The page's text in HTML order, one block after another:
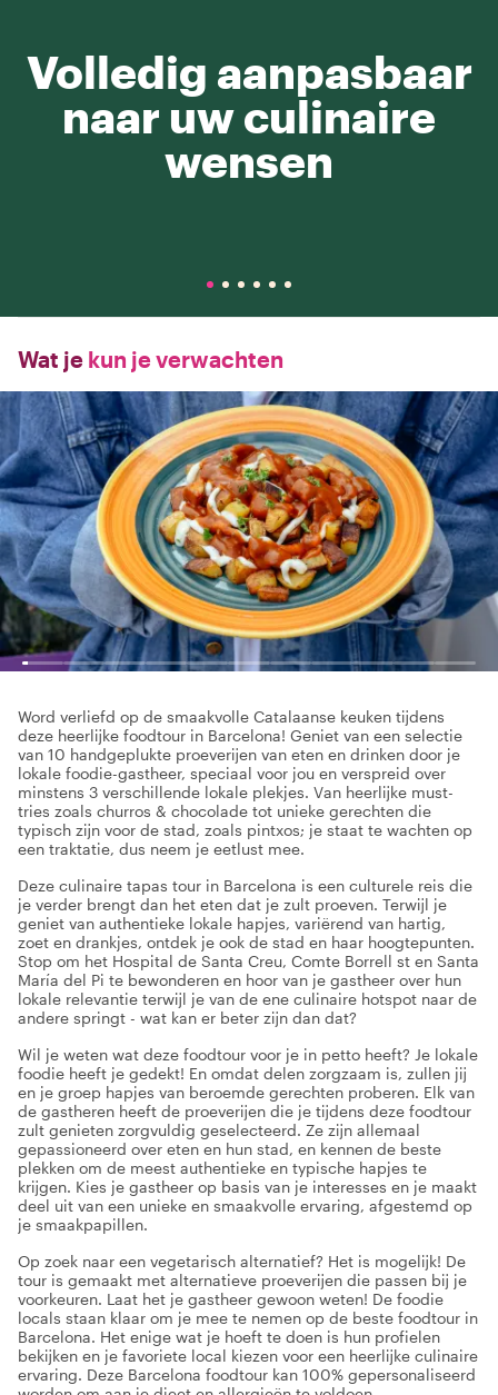
Volledig aanpasbaar
naar uw culinaire
wensen
Wat je kun je verwachten
Word verliefd op de smaakvolle Catalaanse keuken tijdens
deze heerlijke foodtour in Barcelona! Geniet van een selectie
van 10 handgeplukte proeverijen van eten en drinken door je
lokale foodie-gastheer, speciaal voor jou en verspreid over
minstens 3 verschillende lokale plekjes. Van heerlijke must-
tries zoals churros & chocolade tot unieke gerechten die
typisch zijn voor de stad, zoals pintxos; je staat te wachten op
een traktatie, dus neem je eetlust mee.
Deze culinaire tapas tour in Barcelona is een culturele reis die
je verder brengt dan het eten dat je zult proeven. Terwijl je
geniet van authentieke lokale hapjes, variërend van hartig,
zoet en drankjes, ontdek je ook de stad en haar hoogtepunten.
Stop om het Hospital de Santa Creu, Comte Borrell st en Santa
María del Pi te bewonderen en hoor van je gastheer over hun
lokale relevantie terwijl je van de ene culinaire hotspot naar de
andere springt - wat kan er beter zijn dan dat?
Wil je weten wat deze foodtour voor je in petto heeft? Je lokale
foodie heeft je gedekt! En omdat delen zorgzaam is, zullen jij
en je groep hapjes van beroemde gerechten proberen. Elk van
de gastheren heeft de proeverijen die je tijdens deze foodtour
zult genieten zorgvuldig geselecteerd. Ze zijn allemaal
gepassioneerd over eten en hun stad, en kennen de beste
plekken om de meest authentieke en typische hapjes te
krijgen. Kies je gastheer op basis van je interesses en je maakt
deel uit van een unieke en smaakvolle ervaring, afgestemd op
je smaakpapillen.
Op zoek naar een vegetarisch alternatief? Het is mogelijk! De
tour is gemaakt met alternatieve proeverijen die passen bij je
voorkeuren. Laat het je gastheer gewoon weten! De foodie
locals staan klaar om je mee te nemen op de beste foodtour in
Barcelona. Het enige wat je hoeft te doen is hun profielen
bekijken en je favoriete local kiezen voor een heerlijke culinaire
ervaring. Deze Barcelona foodtour kan 100% gepersonaliseerd